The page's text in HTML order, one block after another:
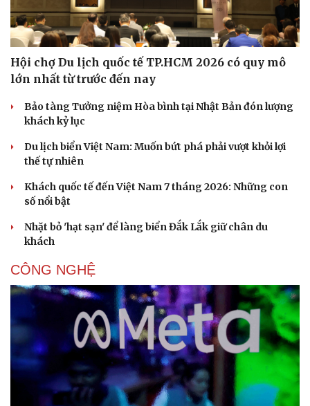
Làm đẹp - giảm cân
Phòng mạch online
Ăn sạch sống khỏe
Hội chợ Du lịch quốc tế TP.HCM 2026 có quy mô
lớn nhất từ trước đến nay
Bảo tàng Tưởng niệm Hòa bình tại Nhật Bản đón lượng
khách kỷ lục
Du lịch biển Việt Nam: Muốn bứt phá phải vượt khỏi lợi
thế tự nhiên
Khách quốc tế đến Việt Nam 7 tháng 2026: Những con
số nổi bật
Nhặt bỏ 'hạt sạn' để làng biển Đắk Lắk giữ chân du
khách
CÔNG NGHỆ